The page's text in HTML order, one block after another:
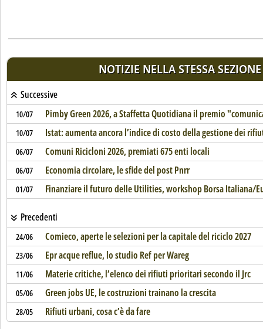
NOTIZIE NELLA STESSA SEZIONE
Successive
10/07 Pimby Green 2026, a Staffetta Quotidiana il premio
10/07 Istat: aumenta ancora l’indice di costo della gestione dei
06/07 Comuni Ricicloni 2026, premiati 675 enti locali
06/07 Economia circolare, le sfide del post Pnrr
01/07 Finanziare il futuro delle Utilities, workshop Borsa Italiana/
Precedenti
24/06 Comieco, aperte le selezioni per la capitale del riciclo 2027
23/06 Epr acque reflue, lo studio Ref per Wareg
11/06 Materie critiche, l’elenco dei rifiuti prioritari secondo il Jrc
05/06 Green jobs UE, le costruzioni trainano la crescita
28/05 Rifiuti urbani, cosa c’è da fare